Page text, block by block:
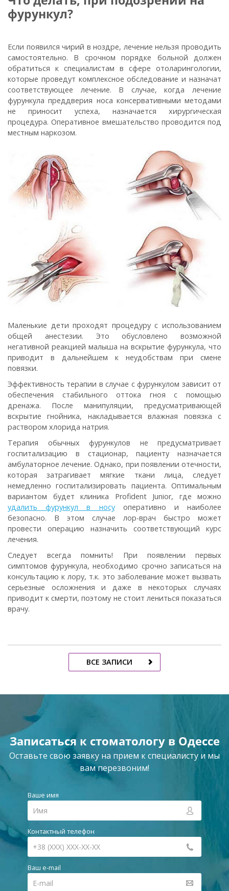
фурункул?
Если появился чирий в ноздре, лечение нельзя проводить
самостоятельно. В срочном порядке больной должен
обратиться к специалистам в сфере отоларингологии,
которые проведут комплексное обследование и назначат
соответствующее лечение. В случае, когда лечение
фурункула преддверия носа консервативными методами
не приносит успеха, назначается хирургическая
процедура. Оперативное вмешательство проводится под
местным наркозом.
Маленькие дети проходят процедуру с использованием
общей анестезии. Это обусловлено возможной
негативной реакцией малыша на вскрытие фурункула, что
приводит в дальнейшем к неудобствам при смене
повязки.
Эффективность терапии в случае с фурункулом зависит от
обеспечения стабильного оттока гноя с помощью
дренажа. После манипуляции, предусматривающей
вскрытие гнойника, накладывается влажная повязка с
раствором хлорида натрия.
Терапия обычных фурункулов не предусматривает
госпитализацию в стационар, пациенту назначается
амбулаторное лечение. Однако, при появлении отечности,
которая затрагивает мягкие ткани лица, следует
немедленно госпитализировать пациента. Оптимальным
вариантом будет клиника Profident Junior, где можно
удалить фурункул в носуоперативно и наиболее
безопасно. В этом случае лор-врач быстро может
провести операцию назначить соответствующий курс
лечения.
Следует всегда помнить! При появлении первых
симптомов фурункула, необходимо срочно записаться на
консультацию к лору, т.к. это заболевание может вызвать
серьезные осложнения и даже в некоторых случаях
приводит к смерти, поэтому не стоит лениться показаться
врачу.
ВСЕ ЗАПИСИ
Записаться к стоматологу в Одессе
Оставьте свою заявку на прием к специалисту и мы
вам перезвоним!
Ваше имя
Контактный телефон
Ваш e-mail